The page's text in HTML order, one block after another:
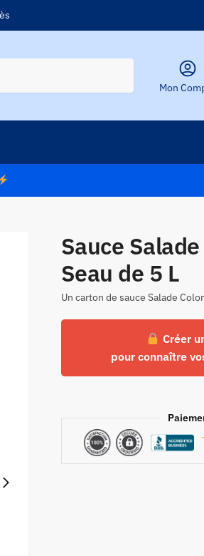
Mon
Sauce
Seau de 5 L
Un carton de sauce Salade
Créer
pour connaître